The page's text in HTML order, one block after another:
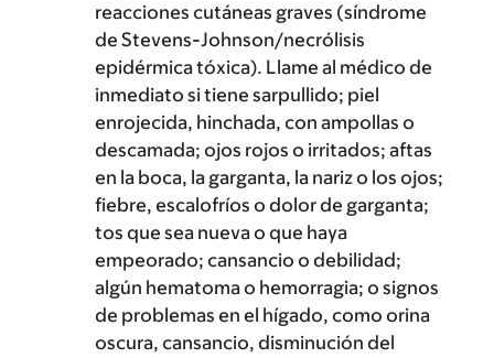
reacciones cutáneas graves (síndrome
de Stevens-Johnson/necrólisis
epidérmica tóxica). Llame al médico de
inmediato si tiene sarpullido; piel
enrojecida, hinchada, con ampollas o
descamada; ojos rojos o irritados; aftas
en la boca, la garganta, la nariz o los ojos;
fiebre, escalofríos o dolor de garganta;
tos que sea nueva o que haya
empeorado; cansancio o debilidad;
algún hematoma o hemorragia; o signos
de problemas en el hígado, como orina
oscura, cansancio, disminución del